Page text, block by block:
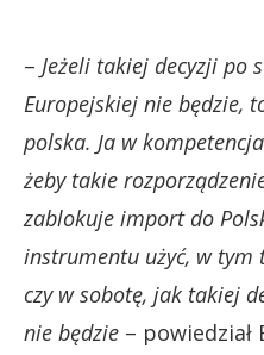
– Jeżeli takiej decyzji po
Europejskiej nie będzie,
polska. Ja w
żeby takie
zablokuje import do
instrumentu użyć, w tym
czy w sobotę, jak takiej
nie będzie – powiedział